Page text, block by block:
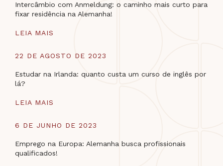
Intercâmbio com Anmeldung: o caminho mais curto para
fixar residência na Alemanha!
LEIA MAIS
22 DE AGOSTO DE 2023
Estudar na Irlanda: quanto custa um curso de inglês por
lá?
LEIA MAIS
6 DE JUNHO DE 2023
Emprego na Europa: Alemanha busca profissionais
qualificados!